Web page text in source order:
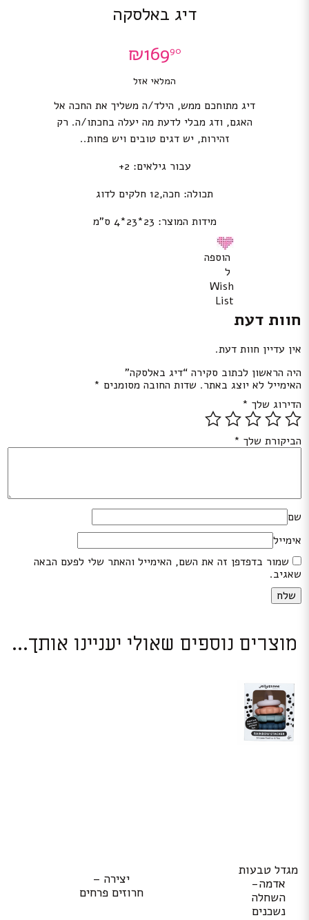
דיג באלסקה
₪16990
המלאי אזל
דיג מתוחכם ממש, הילד/ה משליך את החכה אל
האגם, ודג מבלי לדעת מה יעלה בחכתו/ה. רק
זהירות, יש דגים טובים ויש פחות..
עבור גילאים: 2+
תכולה: חכה,12 חלקים לדוג
מידות המוצר: 23*23*4 ס”מ
הוספה
ל
Wish
List
חוות דעת
אין עדיין חוות דעת.
היה הראשון לכתוב סקירה “דיג באלסקה”
האימייל לא יוצג באתר. שדות החובה מסומנים *
הדירוג שלך *
הביקורת שלך *
שם
אימייל
שמור בדפדפן זה את השם, האימייל והאתר שלי לפעם הבאה
שאגיב.
מוצרים נוספים שאולי יעניינו אותך...
מגדל טבעות
אדמה-
השחלה
נשכנים
יצירה –
חרוזים פרחים